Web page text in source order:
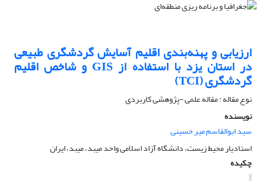
ارزیابی و پهنه‌بندی اقلیم آسایش گردشگری طبیعی
در استان یزد با استفاده از GIS و شاخص اقلیم
گردشگری (TCI)
نوع مقاله : مقاله علمی -پژوهشی کاربردی
نویسنده
سید ابوالقاسم میر حسینی
استادیار محیط زیست، دانشگاه آزاد اسلامی واحد میبد، میبد، ایران
چکیده